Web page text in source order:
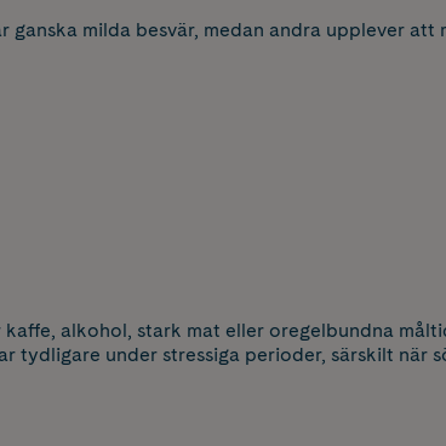
milda besvär, medan andra upplever att
alkohol, stark mat eller oregelbundna
tydligare under stressiga perioder, särskilt när